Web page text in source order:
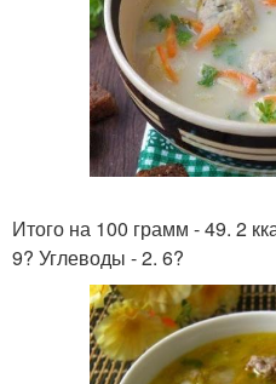
Итого на 100 грамм - 49. 2
9? Углеводы - 2. 6?